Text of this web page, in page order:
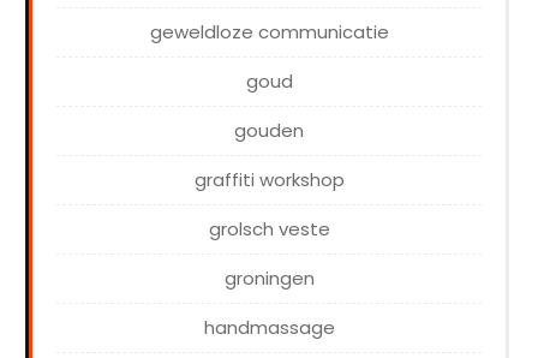
geweldloze communicatie
goud
gouden
graffiti workshop
grolsch veste
groningen
handmassage